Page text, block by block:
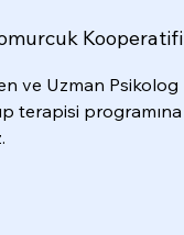
Kooperatifi
ve Uzman Psikolog
terapisi programına